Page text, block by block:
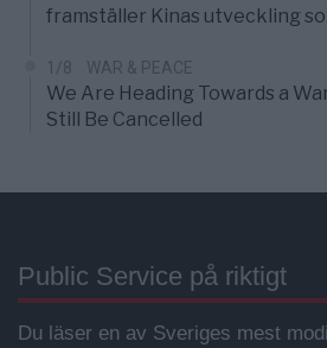
framställer Kinas utveckling
1/8 WAR & PEACE
We Are Heading Towards a
Still Be Cancelled
Public Service på riktigt
Du läser en av Sveriges mest